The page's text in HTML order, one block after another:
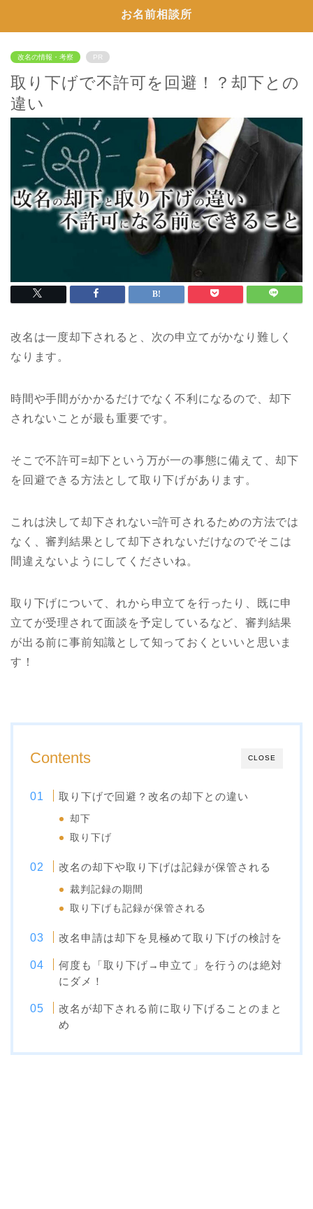
お名前相談所
改名の情報・考察 PR
取り下げで不許可を回避！？却下との
違い
改名は一度却下されると、次の申立てがかなり難しく
なります。
時間や手間がかかるだけでなく不利になるので、却下
されないことが最も重要です。
そこで不許可=却下という万が一の事態に備えて、却下
を回避できる方法として取り下げがあります。
これは決して却下されない=許可されるための方法では
なく、審判結果として却下されないだけなのでそこは
間違えないようにしてくださいね。
取り下げについて、れから申立てを行ったり、既に申
立てが受理されて面談を予定しているなど、審判結果
が出る前に事前知識として知っておくといいと思いま
す！
CLOSE
Contents
取り下げで回避？改名の却下との違い
却下
取り下げ
改名の却下や取り下げは記録が保管される
裁判記録の期間
取り下げも記録が保管される
改名申請は却下を見極めて取り下げの検討を
何度も「取り下げ→申立て」を行うのは絶対
にダメ！
改名が却下される前に取り下げることのまと
め